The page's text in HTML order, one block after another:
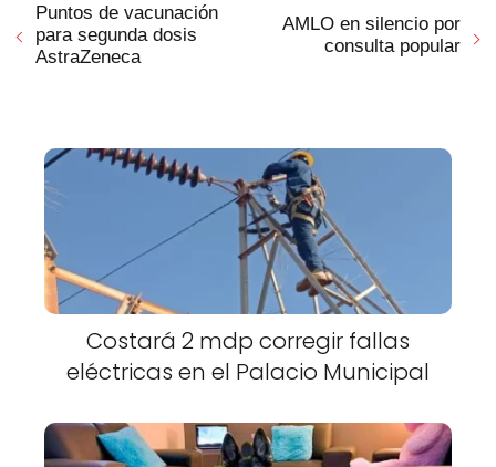
Puntos de vacunación
para segunda dosis
AstraZeneca
AMLO en silencio por
consulta popular
Costará 2 mdp corregir fallas
eléctricas en el Palacio Municipal